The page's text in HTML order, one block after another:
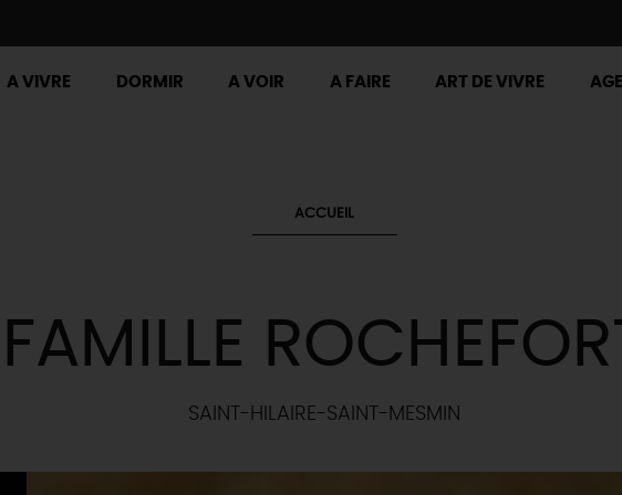
A VIVRE DORMIR A VOIR A FAIRE ART DE VIVRE
ACCUEIL
FAMILLE
SAINT-HILAIRE-SAINT-MESMIN